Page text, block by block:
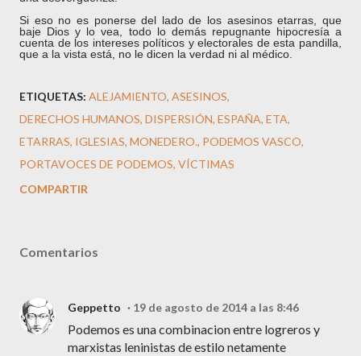
Si eso no es ponerse del lado de los asesinos etarras, que
baje Dios y lo vea, todo lo demás repugnante hipocresía a
cuenta de los intereses políticos y electorales de esta pandilla,
que a la vista está, no le dicen la verdad ni al médico.
ETIQUETAS: ALEJAMIENTO ASESINOS
DERECHOS HUMANOS DISPERSIÓN ESPAÑA ETA
ETARRAS IGLESIAS MONEDERO. PODEMOS VASCO
PORTAVOCES DE PODEMOS VÍCTIMAS
COMPARTIR
Comentarios
Geppetto 19 de agosto de 2014 a las 8:46
Podemos es una combinacion entre logreros y
marxistas leninistas de estilo netamente